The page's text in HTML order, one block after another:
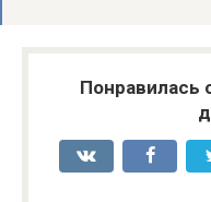
Понравилась